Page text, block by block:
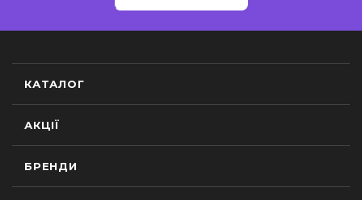
КАТАЛОГ
АКЦІЇ
БРЕНДИ